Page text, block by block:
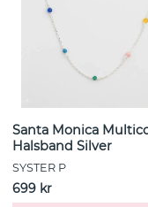
Santa Monica
Halsband Silver
SYSTER P
699 kr